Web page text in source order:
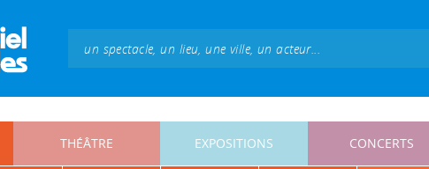
THÉÂTRE EXPOSITIONS CONCERTS